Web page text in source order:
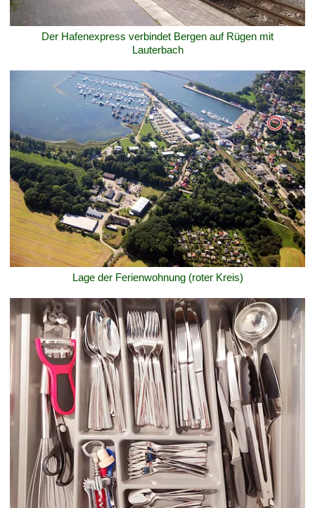
Der Hafenexpress verbindet Bergen auf Rügen mit
Lauterbach
Lage der Ferienwohnung (roter Kreis)